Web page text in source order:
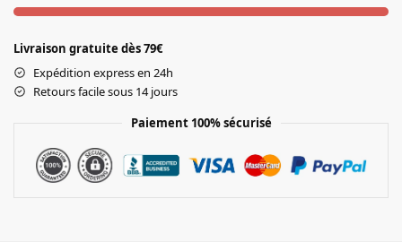
Livraison gratuite dès 79€
Expédition express en 24h
Retours facile sous 14 jours
Paiement 100% sécurisé